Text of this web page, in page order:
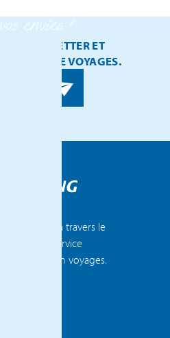
envies !
NEWSLETTER ET
IDÉES DE VOYAGES.
14 agences à travers le
offrant un service
expertise en voyages.